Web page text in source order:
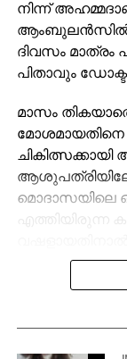
നിന്ന്
ആംബുലന്‍സില്‍
ദിവസം
പിതാവും
മാസം
എത്തിയിരുന്ന
ആംബുലന്‍സ്
മനോഹര്‍ സിംഗ്